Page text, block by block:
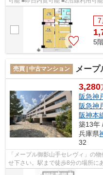
広々空間 ■南向き、陽当たり・通風
7
5
売買 | 中古マンション メープ
3,280
阪急神
阪急神
阪神本
築13年
兵庫県
32
「メープル御影山手セレヴィ」の
せ下さい。駅まで徒歩8分の場所に
住居専用地域にあります。きれいな